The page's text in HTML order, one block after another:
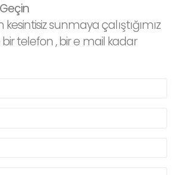
sunmaya çalıştığımız
telefon , bir e mail kadar